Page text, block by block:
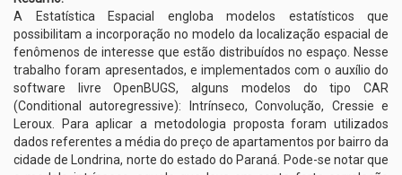
A Estatística Espacial engloba modelos estatísticos que
possibilitam a incorporação no modelo da localização espacial de
fenômenos de interesse que estão distribuídos no espaço. Nesse
trabalho foram apresentados, e implementados com o auxílio do
software livre OpenBUGS, alguns modelos do tipo CAR
(Conditional autoregressive): Intrínseco, Convolução, Cressie e
Leroux. Para aplicar a metodologia proposta foram utilizados
dados referentes a média do preço de apartamentos por bairro da
cidade de Londrina, norte do estado do Paraná. Pode-se notar que